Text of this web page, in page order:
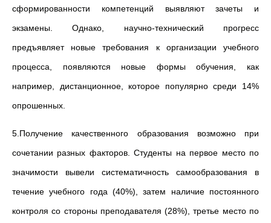
сформированности компетенций выявляют зачеты и
экзамены. Однако, научно-технический прогресс
предъявляет новые требования к организации учебного
процесса, появляются новые формы обучения, как
например, дистанционное, которое популярно среди 14%
опрошенных.
5.Получение качественного образования возможно при
сочетании разных факторов. Студенты на первое место по
значимости вывели систематичность самообразования в
течение учебного года (40%), затем наличие постоянного
контроля со стороны преподавателя (28%), третье место по